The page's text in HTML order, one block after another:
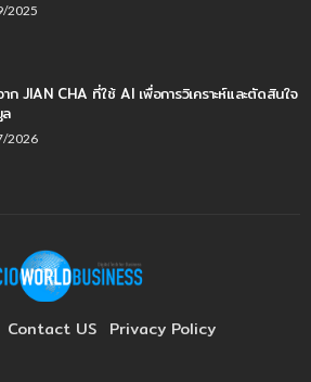
2025
าก JIAN CHA ที่ใช้ AI เพื่อการวิเคราะห์และตัดสินใจ
2026
Contact US Privacy Policy